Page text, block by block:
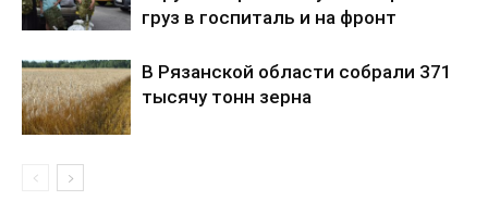
груз в госпиталь и на фронт
В Рязанской области собрали 371
тысячу тонн зерна